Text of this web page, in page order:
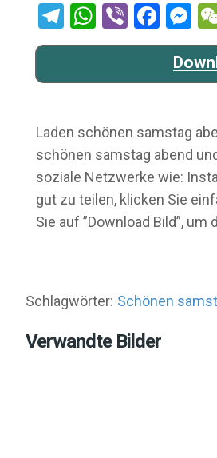
Telegram
WhatsApp
Viber
Laden schönen samstag
schönen samstag abend
soziale Netzwerke wie:
gut zu teilen, klicken Sie
Sie auf ”Download Bild”,
Schlagwörter: Schönen
Verwandte Bilder